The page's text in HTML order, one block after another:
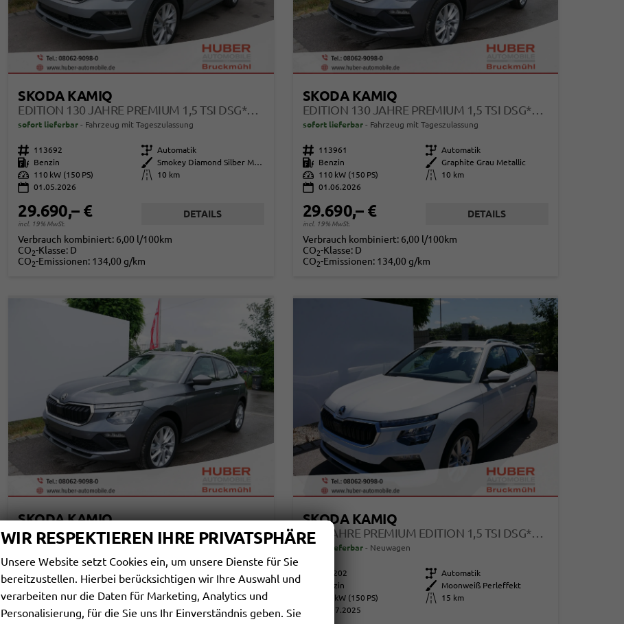
SKODA KAMIQ
EDITION 130 JAHRE PREMIUM 1,5 TSI DSG*AHK-SCHWENKBAR*PDC*LED*KAMERA*SHZ*TEMPOMAT
sofort lieferbar Fahrzeug mit Tageszulassung
Fahrzeugnr. 113692 Getriebe Automatik
Kraftstoff
Benzin Außenfarbe
Smokey Diamond Silber Metallic
Leistung
110 kW (150 PS) Kilometerstand
10 km
01.05.2026
29.690,– €
incl. 19% MwSt.
DETAILS
Verbrauch kombiniert: 6,00 l/100km
CO2-Klasse: D
CO2-Emissionen: 134,00 g/km
SKODA KAMIQ
EDITION 130 JAHRE PREMIUM 1,5 TSI DSG*AHK-SCHWENKBAR*PDC*LED*KAMERA*SHZ*TEMPOMAT
sofort lieferbar Fahrzeug mit Tageszulassung
Fahrzeugnr. 113961 Getriebe Automatik
Kraftstoff
Benzin Außenfarbe
Graphite Grau Metallic
Leistung
110 kW (150 PS) Kilometerstand
10 km
01.06.2026
29.690,– €
incl. 19% MwSt.
DETAILS
Verbrauch kombiniert: 6,00 l/100km
CO2-Klasse: D
CO2-Emissionen: 134,00 g/km
SKODA KAMIQ
EDITION 130 JAHRE PREMIUM 1,5 TSI DSG*AHK-SCHWENKBAR*PDC*LED*KAMERA*SHZ*TEMPOMAT
Fahrzeugnr. 113962 Getriebe
Automatik
Kraftstoff Benzin Außenfarbe Graphite Grau Metallic
Leistung 110 kW (150 PS) Kilometerstand 10 km
01.05.2026
SKODA KAMIQ
130 JAHRE PREMIUM EDITION 1,5 TSI DSG*AHK-SCHWENKBAR*PDC*KAMERA*LED*TEMPOMAT
sofort lieferbar Neuwagen
105202 Getriebe Automatik
Benzin Außenfarbe
Moonweiß Perleffekt
110 kW (150 PS) Kilometerstand
15 km
01.07.2025
WIR RESPEKTIEREN IHRE PRIVATSPHÄRE
Unsere Website setzt Cookies ein, um unsere Dienste für Sie
bereitzustellen. Hierbei berücksichtigen wir Ihre Auswahl und
verarbeiten nur die Daten für Marketing, Analytics und
Personalisierung, für die Sie uns Ihr Einverständnis geben. Sie